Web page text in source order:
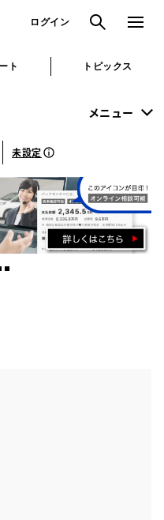
ログイン 検索 メニュ
ト トピックス
メニュー
未設定